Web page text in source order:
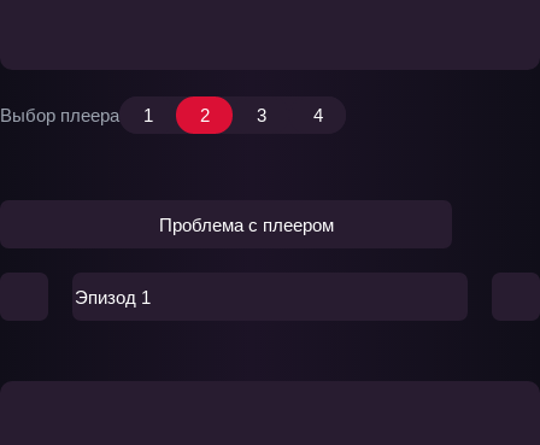
Выбор плеера 1 2 3 4
Проблема с плеером
Эпизод 1